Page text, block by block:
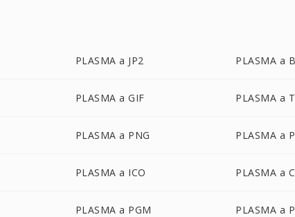
PLASMA a JP2 PLASMA a
PLASMA a GIF PLASMA a
PLASMA a PNG PLASMA a
PLASMA a ICO PLASMA a
PLASMA a PGM PLASMA a